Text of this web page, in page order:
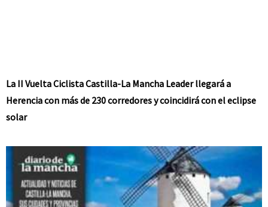
La II Vuelta Ciclista Castilla-La Mancha Leader llegará a
Herencia con más de 230 corredores y coincidirá con el eclipse
solar